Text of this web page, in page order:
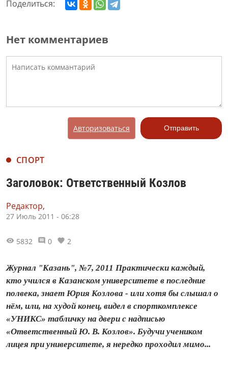
Поделиться:
Нет комментариев
Авторизоваться Отправить
СПОРТ
Заголовок: Ответственный Козлов
Редактор,
27 Июль 2011 - 06:28
5832 0 2
Журнал "Казань", №7, 2011 Практически каждый,
кто учился в Казанском университете в последние
полвека, знает Юрия Козлова - или хотя бы слышал о
нём, или, на худой конец, видел в спорткомплексе
«УНИКС» табличку на двери с надписью
«Ответственный Ю. В. Козлов». Будучи учеником
лицея при университете, я нередко проходил мимо...